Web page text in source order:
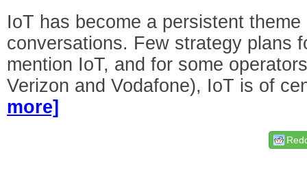
IoT has become a persistent
conversations. Few strategy plans
mention IoT, and for some
Verizon and Vodafone), IoT is of
more]